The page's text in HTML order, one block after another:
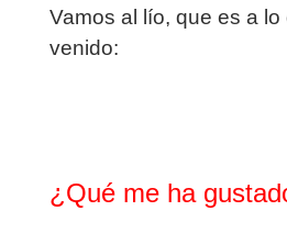
Vamos al lío, que es a lo
venido:
¿Qué me ha